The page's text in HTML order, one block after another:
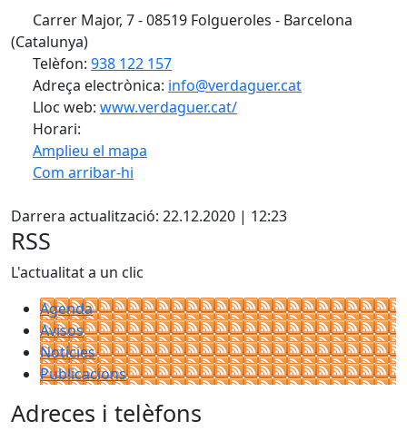
Carrer Major, 7 - 08519 Folgueroles - Barcelona
(Catalunya)
Telèfon: 938 122 157
Adreça electrònica: info@verdaguer.cat
Lloc web: www.verdaguer.cat/
Horari:
Amplieu el mapa
Com arribar-hi
+
−
Darrera actualització: 22.12.2020 | 12:23
RSS
L'actualitat a un clic
Agenda
Avisos
Notícies
Publicacions
Adreces i telèfons